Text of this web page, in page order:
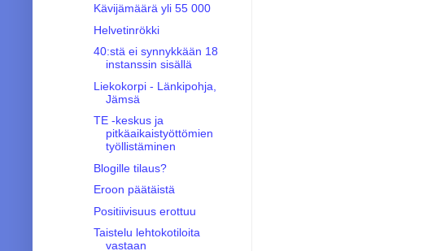
Kävijämäärä yli 55 000
Helvetinrökki
40:stä ei synnykkään 18
instanssin sisällä
Liekokorpi - Länkipohja,
Jämsä
TE -keskus ja
pitkäaikaistyöttömien
työllistäminen
Blogille tilaus?
Eroon päätäistä
Positiivisuus erottuu
Taistelu lehtokotiloita
vastaan